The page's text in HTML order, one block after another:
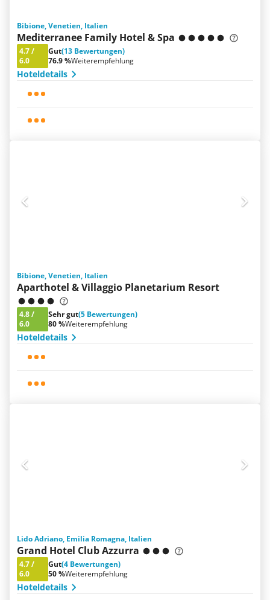
Bibione, Venetien, Italien
Mediterranee Family Hotel & Spa
4.7/
6.0
Gut(13 Bewertungen)
76.9 %Weiterempfehlung
Hoteldetails
Bibione, Venetien, Italien
Aparthotel & Villaggio Planetarium Resort
4.8/
6.0
Sehr gut(5 Bewertungen)
80 %Weiterempfehlung
Hoteldetails
Lido Adriano, Emilia Romagna, Italien
Grand Hotel Club Azzurra
4.7/
6.0
Gut(4 Bewertungen)
50 %Weiterempfehlung
Hoteldetails